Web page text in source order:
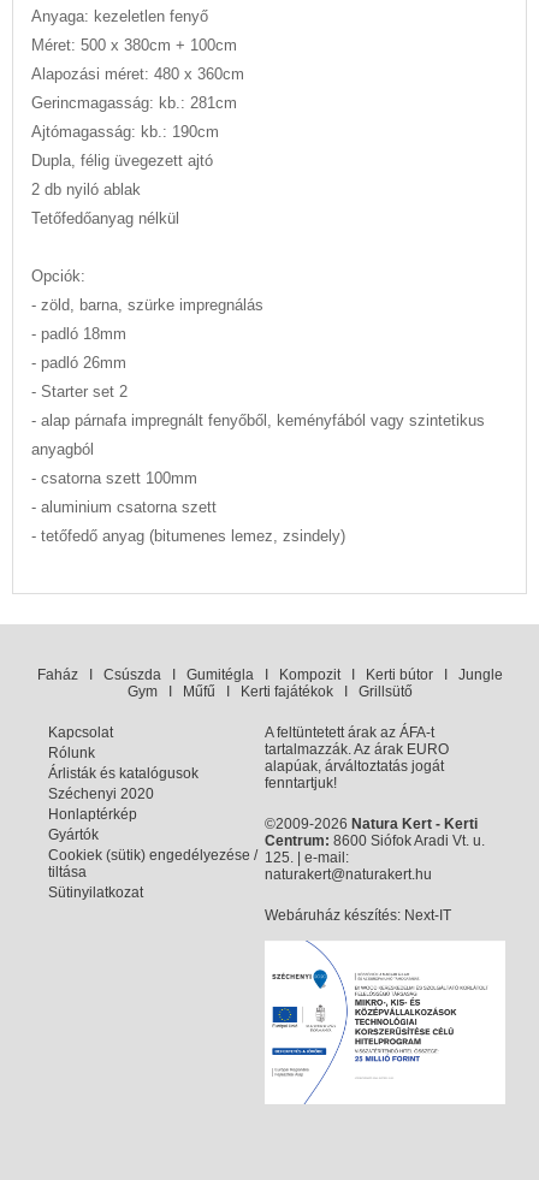
Anyaga: kezeletlen fenyő
Méret: 500 x 380cm + 100cm
Alapozási méret: 480 x 360cm
Gerincmagasság: kb.: 281cm
Ajtómagasság: kb.: 190cm
Dupla, félig üvegezett ajtó
2 db nyiló ablak
Tetőfedőanyag nélkül
Opciók:
- zöld, barna, szürke impregnálás
- padló 18mm
- padló 26mm
- Starter set 2
- alap párnafa impregnált fenyőből, keményfából vagy szintetikus
anyagból
- csatorna szett 100mm
- aluminium csatorna szett
- tetőfedő anyag (bitumenes lemez, zsindely)
FaházI CsúszdaI GumitéglaI KompozitI Kerti bútorI Jungle
GymI Műfű Kerti fajátékokI Grillsütő
Kapcsolat
Rólunk
Árlisták és katalógusok
Széchenyi 2020
Honlaptérkép
Gyártók
Cookiek (sütik) engedélyezése /
tiltása
Sütinyilatkozat
A feltüntetett árak az ÁFA-t
tartalmazzák. Az árak EURO
alapúak, árváltoztatás jogát
fenntartjuk!
©2009-2026 Natura Kert - Kerti
Centrum: 8600 Siófok Aradi Vt. u.
125. | e-mail:
naturakert@naturakert.hu
Webáruház készítés: Next-IT